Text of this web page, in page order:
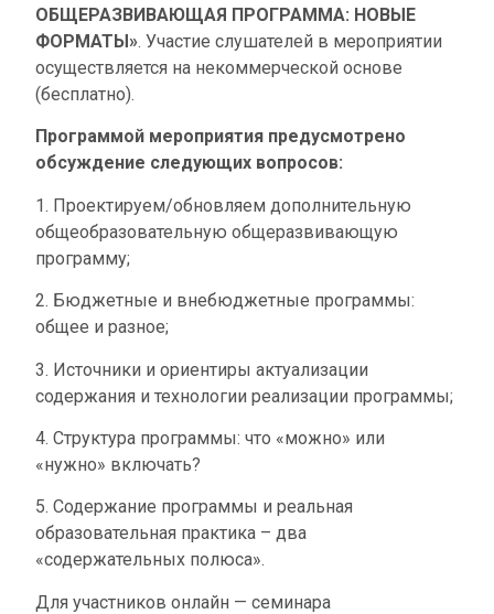
ОБЩЕРАЗВИВАЮЩАЯ ПРОГРАММА: НОВЫЕ
ФОРМАТЫ». Участие слушателей в мероприятии
осуществляется на некоммерческой основе
(бесплатно).
Программой мероприятия предусмотрено
обсуждение следующих вопросов:
1. Проектируем/обновляем дополнительную
общеобразовательную общеразвивающую
программу;
2. Бюджетные и внебюджетные программы:
общее и разное;
3. Источники и ориентиры актуализации
содержания и технологии реализации программы;
4. Структура программы: что «можно» или
«нужно» включать?
5. Содержание программы и реальная
образовательная практика – два
«содержательных полюса».
Для участников онлайн — семинара